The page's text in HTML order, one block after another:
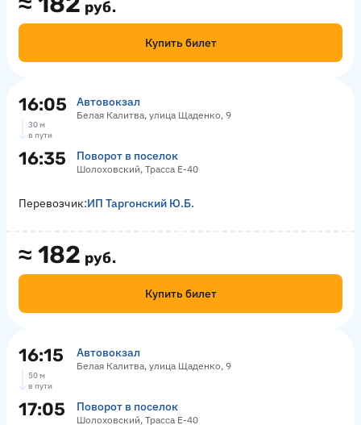
руб.
Купить билет
16:05 Автовокзал
Белая Калитва, улица Щаденко, 9
30 м
в пути
16:35 Поворот в поселок
Шолоховский, Трасса Е-40
≈ 182 руб.
Купить билет
Перевозчик:ИП Таргонский Ю.Б.
16:15 Автовокзал
Белая Калитва, улица Щаденко, 9
50 м
в пути
17:05 Поворот в поселок
Шолоховский, Трасса Е-40